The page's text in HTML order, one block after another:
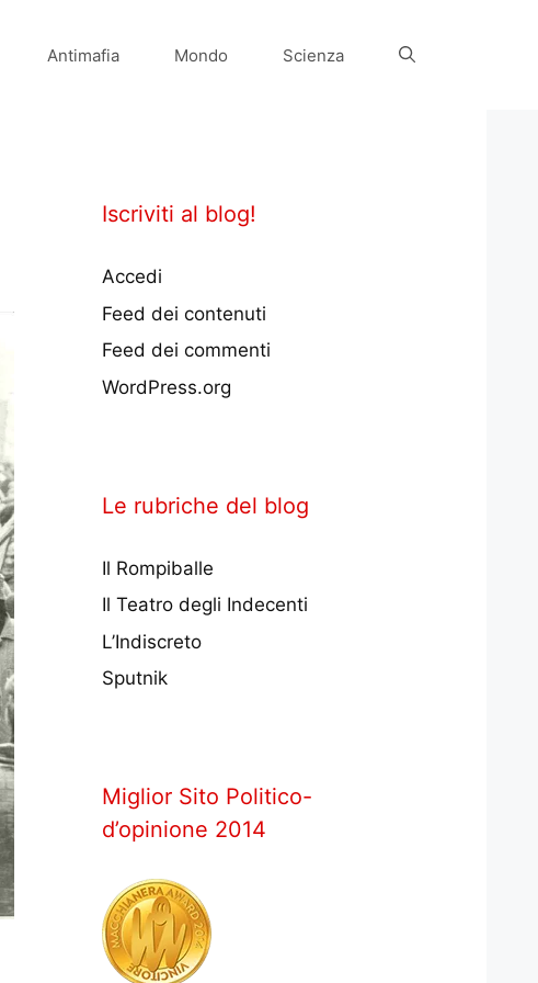
Antimafia Mondo Scienza
Iscriviti al blog!
Accedi
Feed dei contenuti
Feed dei commenti
WordPress.org
Le rubriche del blog
Il Rompiballe
Il Teatro degli Indecenti
L’Indiscreto
Sputnik
Miglior Sito Politico-
d’opinione 2014